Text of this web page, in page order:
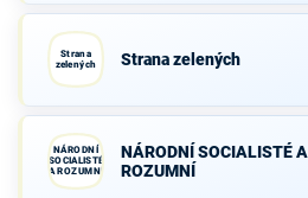
Strana
zelených
Strana zelených
NÁRODNÍ
SOCIALISTÉ
A ROZUMNÍ
NÁRODNÍ SOCIALISTÉ A
ROZUMNÍ